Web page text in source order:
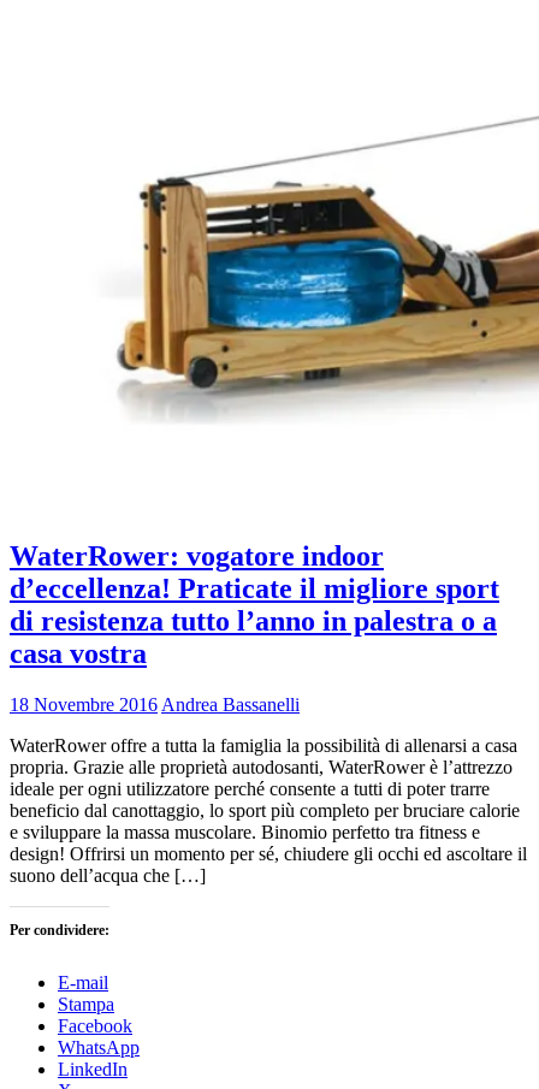
WaterRower: vogatore indoor
d’eccellenza! Praticate il migliore sport
di resistenza tutto l’anno in palestra o a
casa vostra
18 Novembre 2016 Andrea Bassanelli
WaterRower offre a tutta la famiglia la possibilità di allenarsi a casa
propria. Grazie alle proprietà autodosanti, WaterRower è l’attrezzo
ideale per ogni utilizzatore perché consente a tutti di poter trarre
beneficio dal canottaggio, lo sport più completo per bruciare calorie
e sviluppare la massa muscolare. Binomio perfetto tra fitness e
design! Offrirsi un momento per sé, chiudere gli occhi ed ascoltare il
suono dell’acqua che […]
Per condividere:
E-mail
Stampa
Facebook
WhatsApp
LinkedIn